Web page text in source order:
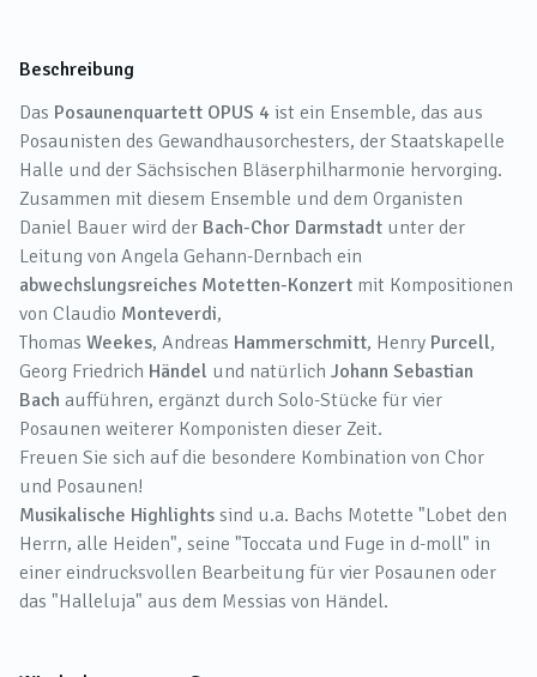
Beschreibung
Das Posaunenquartett OPUS 4 ist ein Ensemble, das aus
Posaunisten des Gewandhausorchesters, der Staatskapelle
Halle und der Sächsischen Bläserphilharmonie hervorging.
Zusammen mit diesem Ensemble und dem Organisten
Daniel Bauer wird der Bach-Chor Darmstadt unter der
Leitung von Angela Gehann-Dernbach ein
abwechslungsreiches Motetten-Konzert mit Kompositionen
von Claudio Monteverdi,
Thomas Weekes, Andreas Hammerschmitt, Henry Purcell,
Georg Friedrich Händel und natürlich Johann Sebastian
Bach aufführen, ergänzt durch Solo-Stücke für vier
Posaunen weiterer Komponisten dieser Zeit.
Freuen Sie sich auf die besondere Kombination von Chor
und Posaunen!
Musikalische Highlights sind u.a. Bachs Motette "Lobet den
Herrn, alle Heiden", seine "Toccata und Fuge in d-moll" in
einer eindrucksvollen Bearbeitung für vier Posaunen oder
das "Halleluja" aus dem Messias von Händel.